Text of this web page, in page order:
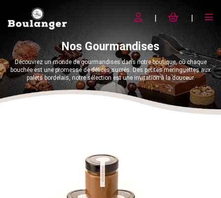
Nos Gourmandises
Découvrez un monde de gourmandises dans notre boutique, où chaque
bouchée est une promesse de délices sucrés. Des petites meringuettes aux
palets bordelais, notre sélection est une invitation à la douceur.